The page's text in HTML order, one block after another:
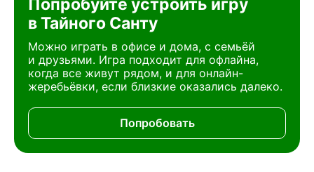
Попробуйте устроить игру
в Тайного Санту
Можно играть в офисе и дома, с семьёй
и друзьями. Игра подходит для офлайна,
когда все живут рядом, и для онлайн-
жеребьёвки, если близкие оказались далеко.
Попробовать